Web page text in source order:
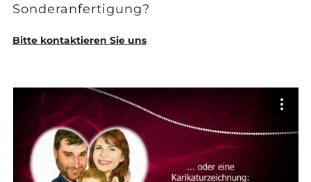
Sonderanfertigung?
Bitte kontaktieren Sie uns